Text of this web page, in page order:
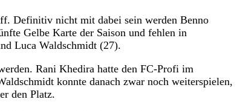
Definitiv nicht mit dabei sein werden Benno
Gelbe Karte der Saison und fehlen in
Luca Waldschmidt (27).
Rani Khedira hatte den FC-Profi im
konnte danach zwar noch weiterspielen,
den Platz.